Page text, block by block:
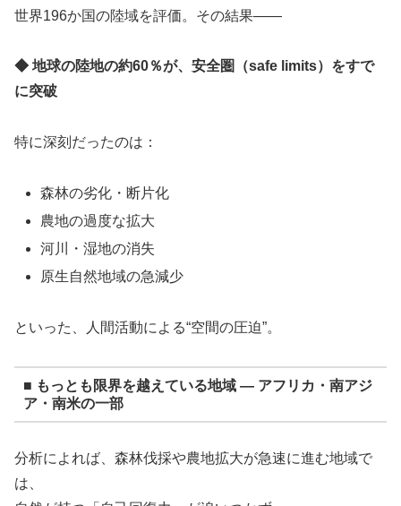
世界196か国の陸域を評価。その結果――
◆ 地球の陸地の約60％が、安全圏（safe limits）をすで
に突破
特に深刻だったのは：
森林の劣化・断片化
農地の過度な拡大
河川・湿地の消失
原生自然地域の急減少
といった、人間活動による“空間の圧迫”。
■ もっとも限界を越えている地域 ― アフリカ・南アジ
ア・南米の一部
分析によれば、森林伐採や農地拡大が急速に進む地域で
は、